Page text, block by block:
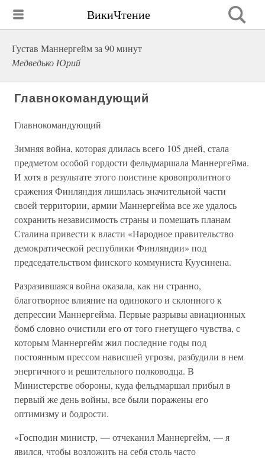
ВикиЧтение
Густав Маннергейм за 90 минут
Медведько Юрий
Главнокомандующий
Главнокомандующий
Зимняя война, которая длилась всего 105 дней, стала
предметом особой гордости фельдмаршала Маннергейма.
И хотя в результате этого поистине кровопролитного
сражения Финляндия лишилась значительной части
своей территории, армии Маннергейма все же удалось
сохранить независимость страны и помешать планам
Сталина привести к власти «Народное правительство
демократической республики Финляндии» под
председательством финского коммуниста Куусинена.
Разразившаяся война оказала, как ни странно,
благотворное влияние на одинокого и склонного к
депрессии Маннергейма. Первые разрывы авиационных
бомб словно очистили его от того гнетущего чувства, с
которым Маннергейм жил последние годы под
постоянным прессом нависшей угрозы, разбудили в нем
энергичного и решительного полководца. В
Министерстве обороны, куда фельдмаршал прибыл в
первый же день войны, все были поражены его
оптимизму и бодрости.
«Господин министр, — отчеканил Маннергейм, — я
явился, чтобы возложить на себя столь часто